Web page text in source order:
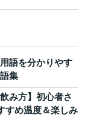
語を分かりやす
集
み方】初心者さ
すめ温度＆楽しみ